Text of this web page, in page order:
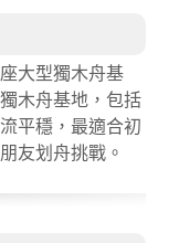
大型獨木舟基
木舟基地，包括
平穩，最適合初
友划舟挑戰。